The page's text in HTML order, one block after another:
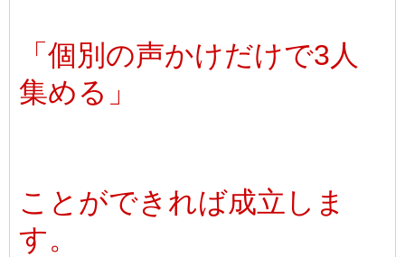
「個別の声かけだけで3人
集める」
ことができれば成立しま
す。